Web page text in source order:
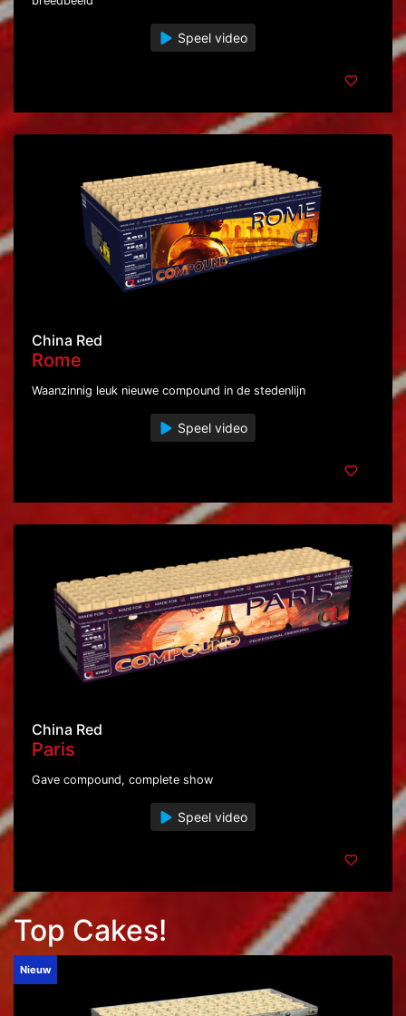
Speel video
China Red
Rome
Waanzinnig leuk nieuwe compound in de stedenlijn
Speel video
China Red
Paris
Gave compound, complete show
Speel video
Top Cakes!
Nieuw